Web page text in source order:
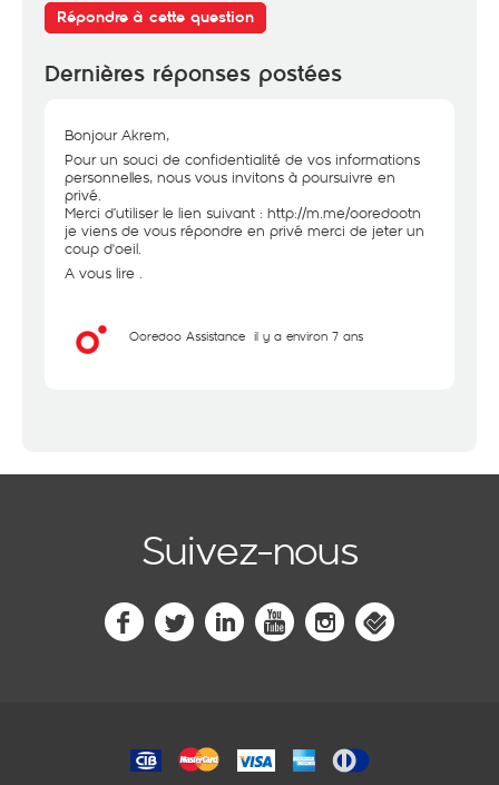
Répondre à cette question
Dernières réponses postées
Bonjour Akrem,
Pour un souci de confidentialité de vos informations
personnelles, nous vous invitons à poursuivre en
privé.
Merci d’utiliser le lien suivant : http://m.me/ooredootn
je viens de vous répondre en privé merci de jeter un
coup d'oeil.
A vous lire .
Ooredoo Assistance il y a environ 7 ans
Suivez-nous